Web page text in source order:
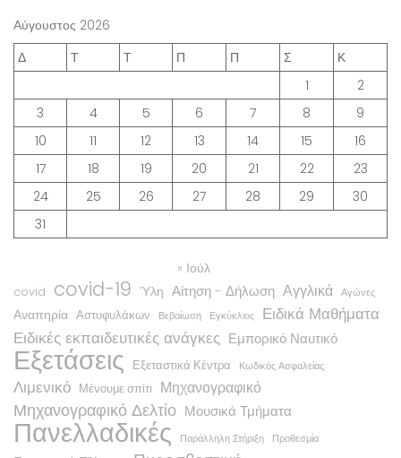
Αύγουστος 2026
Δ
Τ Τ Π Π Σ
Κ
1
2
3
4 5 6 7 8
9
10
11 12 13 14 15
16
17
18 19 20 21 22
23
24
25 26 27 28 29
30
31
« Ιούλ
covid covid-19 Ύλη Αίτηση - Δήλωση Αγγλικά Αγώνες
Αναπηρία Αστυφυλάκων Βεβαίωση Εγκύκλιος Ειδικά Μαθήματα
Ειδικές εκπαιδευτικές ανάγκες Εμπορικό Ναυτικό
Εξετάσεις Εξεταστικά Κέντρα Κωδικός Ασφαλείας
Λιμενικό Μένουμε σπίτι Μηχανογραφικό
Μηχανογραφικό Δελτίο Μουσικά Τμήματα
Πανελλαδικές Παράλληλη Στήριξη Προθεσμία